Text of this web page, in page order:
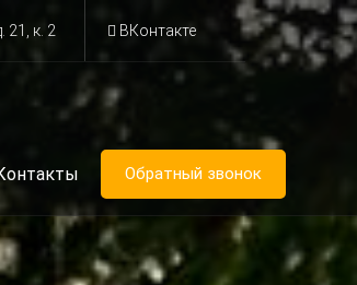
21, к. 2 ВКонтакте
Обратный звонок